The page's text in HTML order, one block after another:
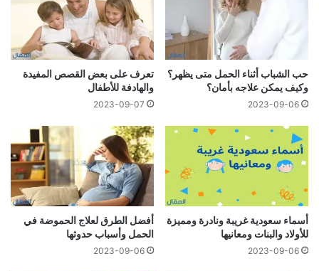
حب الشباب أثناء الحمل متى يظهر؟
وكيف يمكن علاجه بأمان؟
2023-09-06
تعرف على بعض القصص المفيدة
والهادفة للأطفال
2023-09-07
أسماء سعودية غريبة ونادرة ومميزة
للأولاد والبنات ومعانيها
2023-09-06
أفضل الطرق لعلاج الحموضة في
الحمل وأسباب حدوثها
2023-09-06